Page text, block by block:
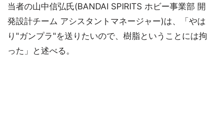
当者の山中信弘氏(BANDAI SPIRITS ホビー事業部 開
発設計チーム アシスタントマネージャー)は、「やは
り"ガンプラ"を送りたいので、樹脂ということには拘
った」と述べる。